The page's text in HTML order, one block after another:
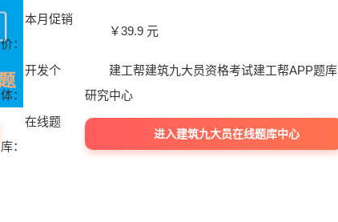
本月促销
价：
￥39.9 元
开发个
体：
建工帮建筑九大员资格考试建工帮APP题库
研究中心
在线题
库：
进入建筑九大员在线题库中心